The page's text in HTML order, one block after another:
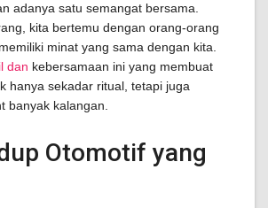
adanya satu semangat bersama.
kita bertemu dengan orang-orang
minat yang sama dengan kita.
dan kebersamaan ini yang membuat
hanya sekadar ritual, tetapi juga
banyak kalangan.
Otomotif yang